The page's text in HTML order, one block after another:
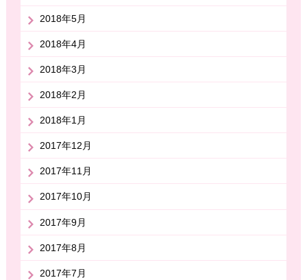
2018年5月
2018年4月
2018年3月
2018年2月
2018年1月
2017年12月
2017年11月
2017年10月
2017年9月
2017年8月
2017年7月